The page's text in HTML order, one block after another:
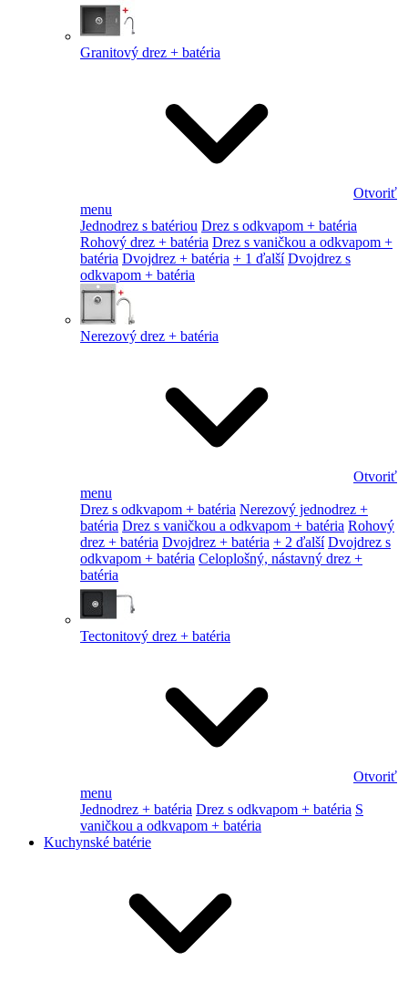
Granitový drez + batéria
Otvoriť
menu
Jednodrez s batériou Drez s odkvapom + batéria
Rohový drez + batéria Drez s vaničkou a odkvapom +
batéria Dvojdrez + batéria + 1 ďalší Dvojdrez s
odkvapom + batéria
Nerezový drez + batéria
Otvoriť
menu
Drez s odkvapom + batéria Nerezový jednodrez +
batéria Drez s vaničkou a odkvapom + batéria Rohový
drez + batéria Dvojdrez + batéria + 2 ďalší Dvojdrez s
odkvapom + batéria Celoplošný, nástavný drez +
batéria
Tectonitový drez + batéria
Otvoriť
menu
Jednodrez + batéria Drez s odkvapom + batéria S
vaničkou a odkvapom + batéria
Kuchynské batérie